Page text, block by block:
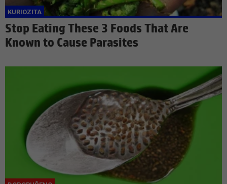
Stop Eating These 3 Foods That Are
Known to Cause Parasites